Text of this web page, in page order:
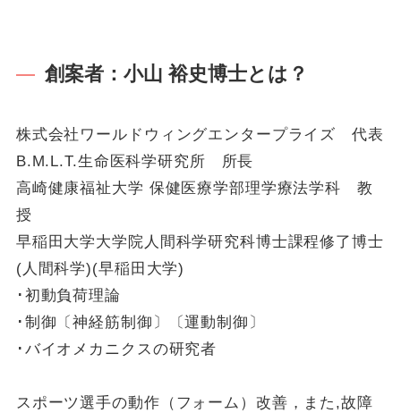
創案者：小山 裕史博士とは？
株式会社ワールドウィングエンタープライズ 代表
B.M.L.T.生命医科学研究所 所長
高崎健康福祉大学 保健医療学部理学療法学科 教
授
早稲田大学大学院人間科学研究科博士課程修了博士
(人間科学)(早稲田大学)
･初動負荷理論
･制御〔神経筋制御〕〔運動制御〕
･バイオメカニクスの研究者
スポーツ選手の動作（フォーム）改善，また,故障